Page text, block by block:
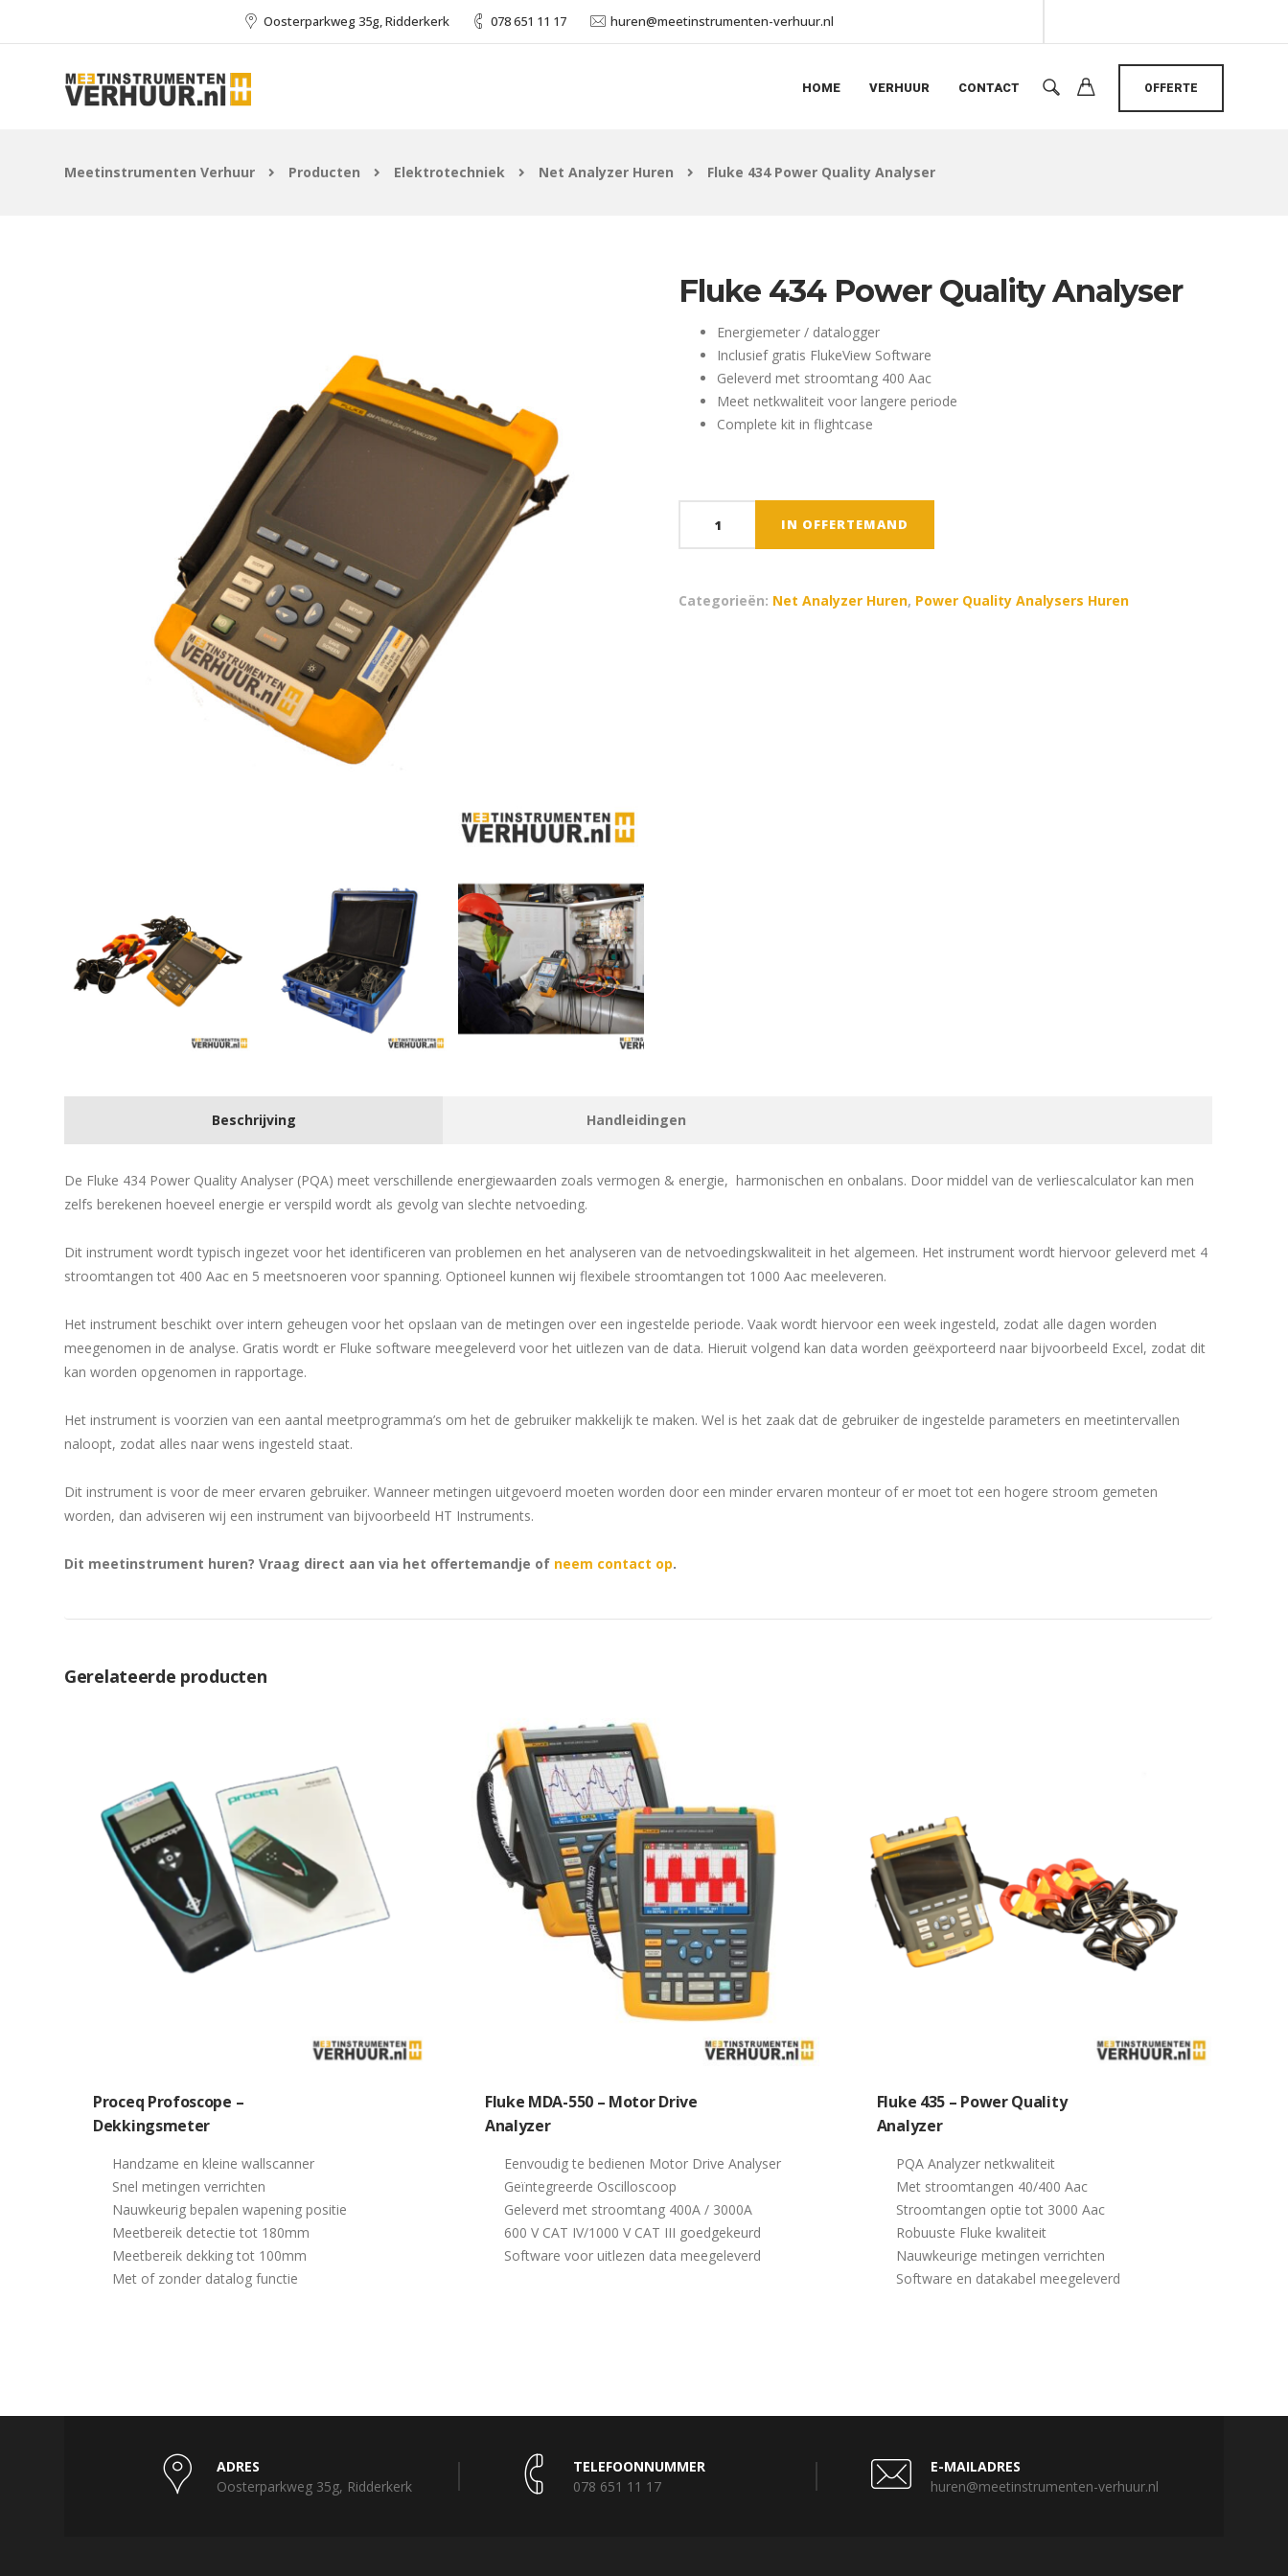
Oosterparkweg 35g, Ridderkerk 078 651 11 17 huren@meetinstrumenten-verhuur.nl
HOME VERHUUR CONTACT OFFERTE
Meetinstrumenten Verhuur Producten Elektrotechniek Net Analyzer Huren Fluke 434 Power Quality Analyser
Fluke 434 Power Quality Analyser
Energiemeter / datalogger
Inclusief gratis FlukeView Software
Geleverd met stroomtang 400 Aac
Meet netkwaliteit voor langere periode
Complete kit in flightcase
Analyser
IN OFFERTEMAND
Categorieën: Net Analyzer Huren, Power Quality Analysers Huren
Beschrijving Handleidingen
De Fluke 434 Power Quality Analyser (PQA) meet verschillende energiewaarden zoals vermogen & energie, harmonischen en onbalans. Door middel van de verliescalculator kan men
zelfs berekenen hoeveel energie er verspild wordt als gevolg van slechte netvoeding.
Dit instrument wordt typisch ingezet voor het identificeren van problemen en het analyseren van de netvoedingskwaliteit in het algemeen. Het instrument wordt hiervoor geleverd met 4
stroomtangen tot 400 Aac en 5 meetsnoeren voor spanning. Optioneel kunnen wij flexibele stroomtangen tot 1000 Aac meeleveren.
Het instrument beschikt over intern geheugen voor het opslaan van de metingen over een ingestelde periode. Vaak wordt hiervoor een week ingesteld, zodat alle dagen worden
meegenomen in de analyse. Gratis wordt er Fluke software meegeleverd voor het uitlezen van de data. Hieruit volgend kan data worden geëxporteerd naar bijvoorbeeld Excel, zodat dit
kan worden opgenomen in rapportage.
Het instrument is voorzien van een aantal meetprogramma’s om het de gebruiker makkelijk te maken. Wel is het zaak dat de gebruiker de ingestelde parameters en meetintervallen
naloopt, zodat alles naar wens ingesteld staat.
Dit instrument is voor de meer ervaren gebruiker. Wanneer metingen uitgevoerd moeten worden door een minder ervaren monteur of er moet tot een hogere stroom gemeten
worden, dan adviseren wij een instrument van bijvoorbeeld HT Instruments.
Dit meetinstrument huren? Vraag direct aan via het offertemandje of neem contact op.
Gerelateerde producten
Proceq Profoscope –
Dekkingsmeter
Handzame en kleine wallscanner
Snel metingen verrichten
Nauwkeurig bepalen wapening positie
Meetbereik detectie tot 180mm
Meetbereik dekking tot 100mm
Met of zonder datalog functie
Fluke MDA-550 – Motor Drive
Analyzer
Eenvoudig te bedienen Motor Drive Analyser
Geïntegreerde Oscilloscoop
Geleverd met stroomtang 400A / 3000A
600 V CAT IV/1000 V CAT III goedgekeurd
Software voor uitlezen data meegeleverd
Fluke 435 – Power Quality
Analyzer
PQA Analyzer netkwaliteit
Met stroomtangen 40/400 Aac
Stroomtangen optie tot 3000 Aac
Robuuste Fluke kwaliteit
Nauwkeurige metingen verrichten
Software en datakabel meegeleverd
ADRES
Oosterparkweg 35g, Ridderkerk
TELEFOONNUMMER
078 651 11 17
E-MAILADRES
huren@meetinstrumenten-verhuur.nl